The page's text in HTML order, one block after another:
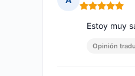
Nota: 5 de 5
Estoy muy
Opinión